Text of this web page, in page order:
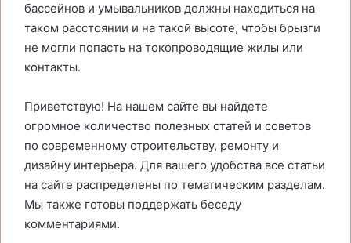
бассейнов и умывальников должны находиться на
таком расстоянии и на такой высоте, чтобы брызги
не могли попасть на токопроводящие жилы или
контакты.
Приветствую! На нашем сайте вы найдете
огромное количество полезных статей и советов
по современному строительству, ремонту и
дизайну интерьера. Для вашего удобства все статьи
на сайте распределены по тематическим разделам.
Мы также готовы поддержать беседу
комментариями.